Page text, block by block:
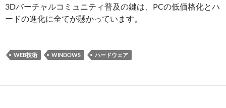
3Dバーチャルコミュニティ普及の鍵は、PCの低価格化とハ
ードの進化に全てが懸かっています。
WEB技術 WINDOWS ハードウェア